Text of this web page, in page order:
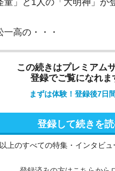
高の・・・
この続きはプレミアム
登録でご覧になれま
まずは体験！登録後7日
登録して続きを
上のすべての特集・インタビ